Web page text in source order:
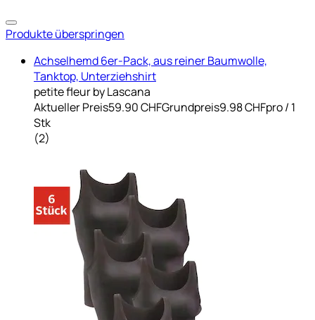
Produkte überspringen
Achselhemd 6er-Pack, aus reiner Baumwolle,
Tanktop, Unterziehshirt
petite fleur by Lascana
Aktueller Preis59.90 CHFGrundpreis9.98 CHFpro/ 1
Stk
(2)